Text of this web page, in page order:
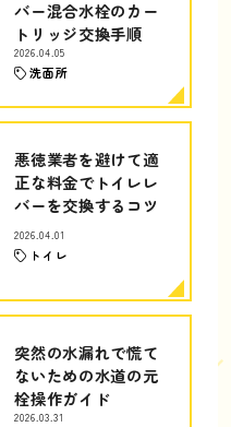
バー混合水栓のカー
トリッジ交換手順
2026.04.05
洗面所
悪徳業者を避けて適
正な料金でトイレレ
バーを交換するコツ
2026.04.01
トイレ
突然の水漏れで慌て
ないための水道の元
栓操作ガイド
2026.03.31